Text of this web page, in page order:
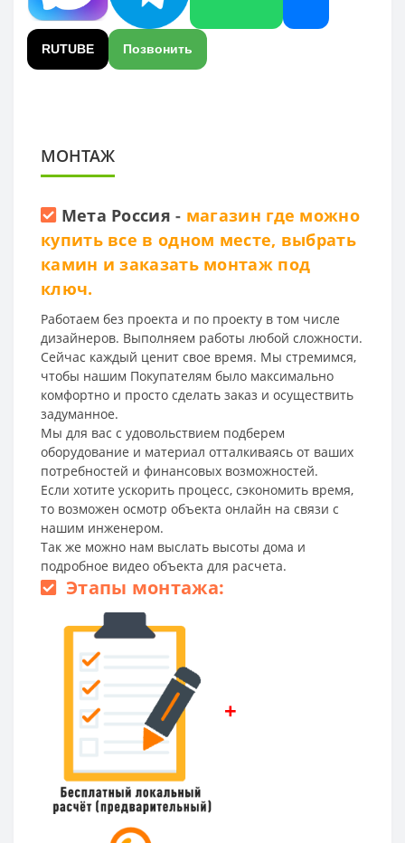
RUTUBE Позвонить
МОНТАЖ
Мета Россия - магазин где можно
купить все в одном месте, выбрать
камин и заказать монтаж под
ключ.
Работаем без проекта и по проекту в том числе
дизайнеров. Выполняем работы любой сложности.
Сейчас каждый ценит свое время. Мы стремимся,
чтобы нашим Покупателям было максимально
комфортно и просто сделать заказ и осуществить
задуманное.
Мы для вас с удовольствием подберем
оборудование и материал отталкиваясь от ваших
потребностей и финансовых возможностей.
Если хотите ускорить процесс, сэкономить время,
то возможен осмотр объекта онлайн на связи с
нашим инженером.
Так же можно нам выслать высоты дома и
подробное видео объекта для расчета.
Этапы монтажа:
+